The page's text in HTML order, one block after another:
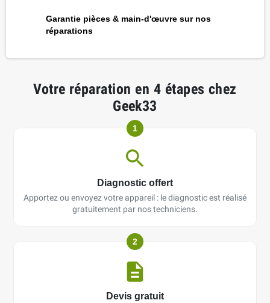
Garantie pièces & main-d'œuvre sur nos
réparations
Votre réparation en 4 étapes chez
Geek33
1
Diagnostic offert
Apportez ou envoyez votre appareil : le diagnostic est réalisé
gratuitement par nos techniciens.
2
Devis gratuit